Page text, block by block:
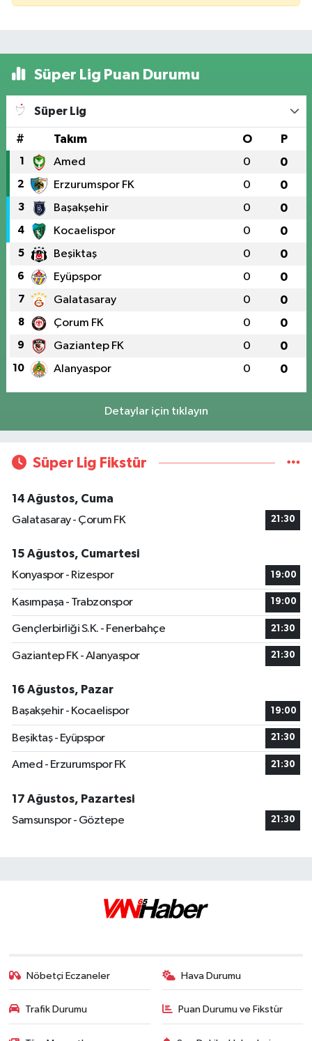
Süper Lig Puan Durumu
Süper Lig
# Takım O P
1 Amed 0 0
2 Erzurumspor FK 0 0
3 Başakşehir 0 0
4 Kocaelispor 0 0
5 Beşiktaş 0 0
6 Eyüpspor 0 0
7 Galatasaray 0 0
8 Çorum FK 0 0
9 Gaziantep FK 0 0
10 Alanyaspor 0 0
Detaylar için tıklayın
Süper Lig Fikstür
14 Ağustos, Cuma
Galatasaray - Çorum FK
21:30
15 Ağustos, Cumartesi
Konyaspor - Rizespor
19:00
Kasımpaşa - Trabzonspor 19:00
Gençlerbirliği S.K. - Fenerbahçe 21:30
Gaziantep FK - Alanyaspor 21:30
16 Ağustos, Pazar
Başakşehir - Kocaelispor
19:00
Beşiktaş - Eyüpspor 21:30
Amed - Erzurumspor FK 21:30
17 Ağustos, Pazartesi
Samsunspor - Göztepe
21:30
Nöbetçi Eczaneler Hava Durumu
Trafik Durumu Puan Durumu ve Fikstür